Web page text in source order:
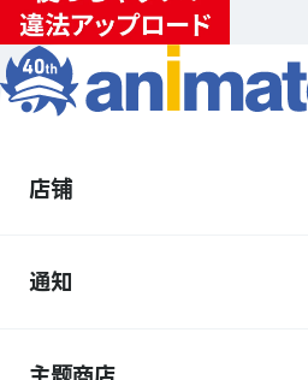
店铺
通知